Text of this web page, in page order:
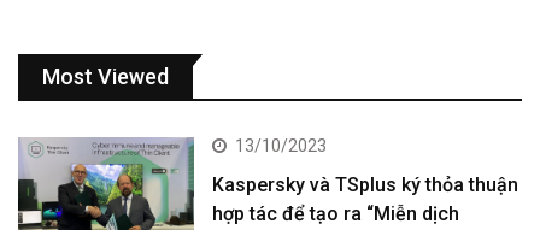
Most Viewed
13/10/2023
Kaspersky và TSplus ký thỏa thuận
hợp tác để tạo ra “Miễn dịch